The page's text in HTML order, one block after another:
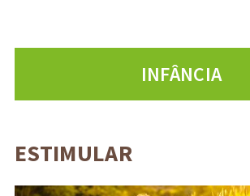
INFÂNCIA
ESTIMULAR